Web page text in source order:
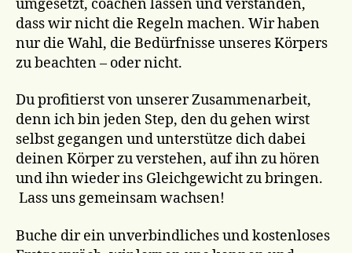
umgesetzt, coachen lassen und verstanden,
dass wir nicht die Regeln machen. Wir haben
nur die Wahl, die Bedürfnisse unseres Körpers
zu beachten – oder nicht.
Du profitierst von unserer Zusammenarbeit,
denn ich bin jeden Step, den du gehen wirst
selbst gegangen und unterstütze dich dabei
deinen Körper zu verstehen, auf ihn zu hören
und ihn wieder ins Gleichgewicht zu bringen.
Lass uns gemeinsam wachsen!
Buche dir ein unverbindliches und kostenloses